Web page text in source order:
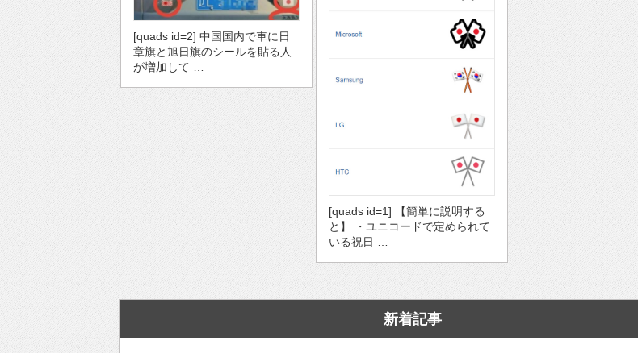
[quads id=2] 中国国内で車に日
章旗と旭日旗のシールを貼る人
が増加して …
[quads id=1] 【簡単に説明する
と】 ・ユニコードで定められて
いる祝日 …
新着記事